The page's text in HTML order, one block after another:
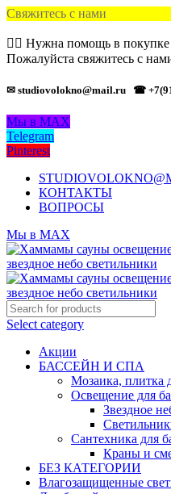
Свяжитесь с нами
🙋‍♂️ Нужна помощь в покупке
Пожалуйста свяжитесь с
✉ studiovolokno@mail.ru ☎
Мы в MAX
Telegram
Pinterest
КОНТАКТЫ
ВОПРОСЫ
Мы в MAX
Select category
Акции
БАССЕЙН И СПА
Мозаика, плитка
Освещение для
Звездное
Сантехника для
Краны и
БЕЗ КАТЕГОРИИ
Влагозащищенные